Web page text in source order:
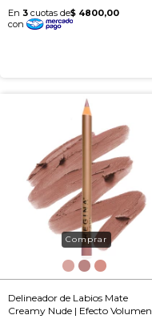
Delineador de Labios Mate
Creamy Nude | Efecto Volumen